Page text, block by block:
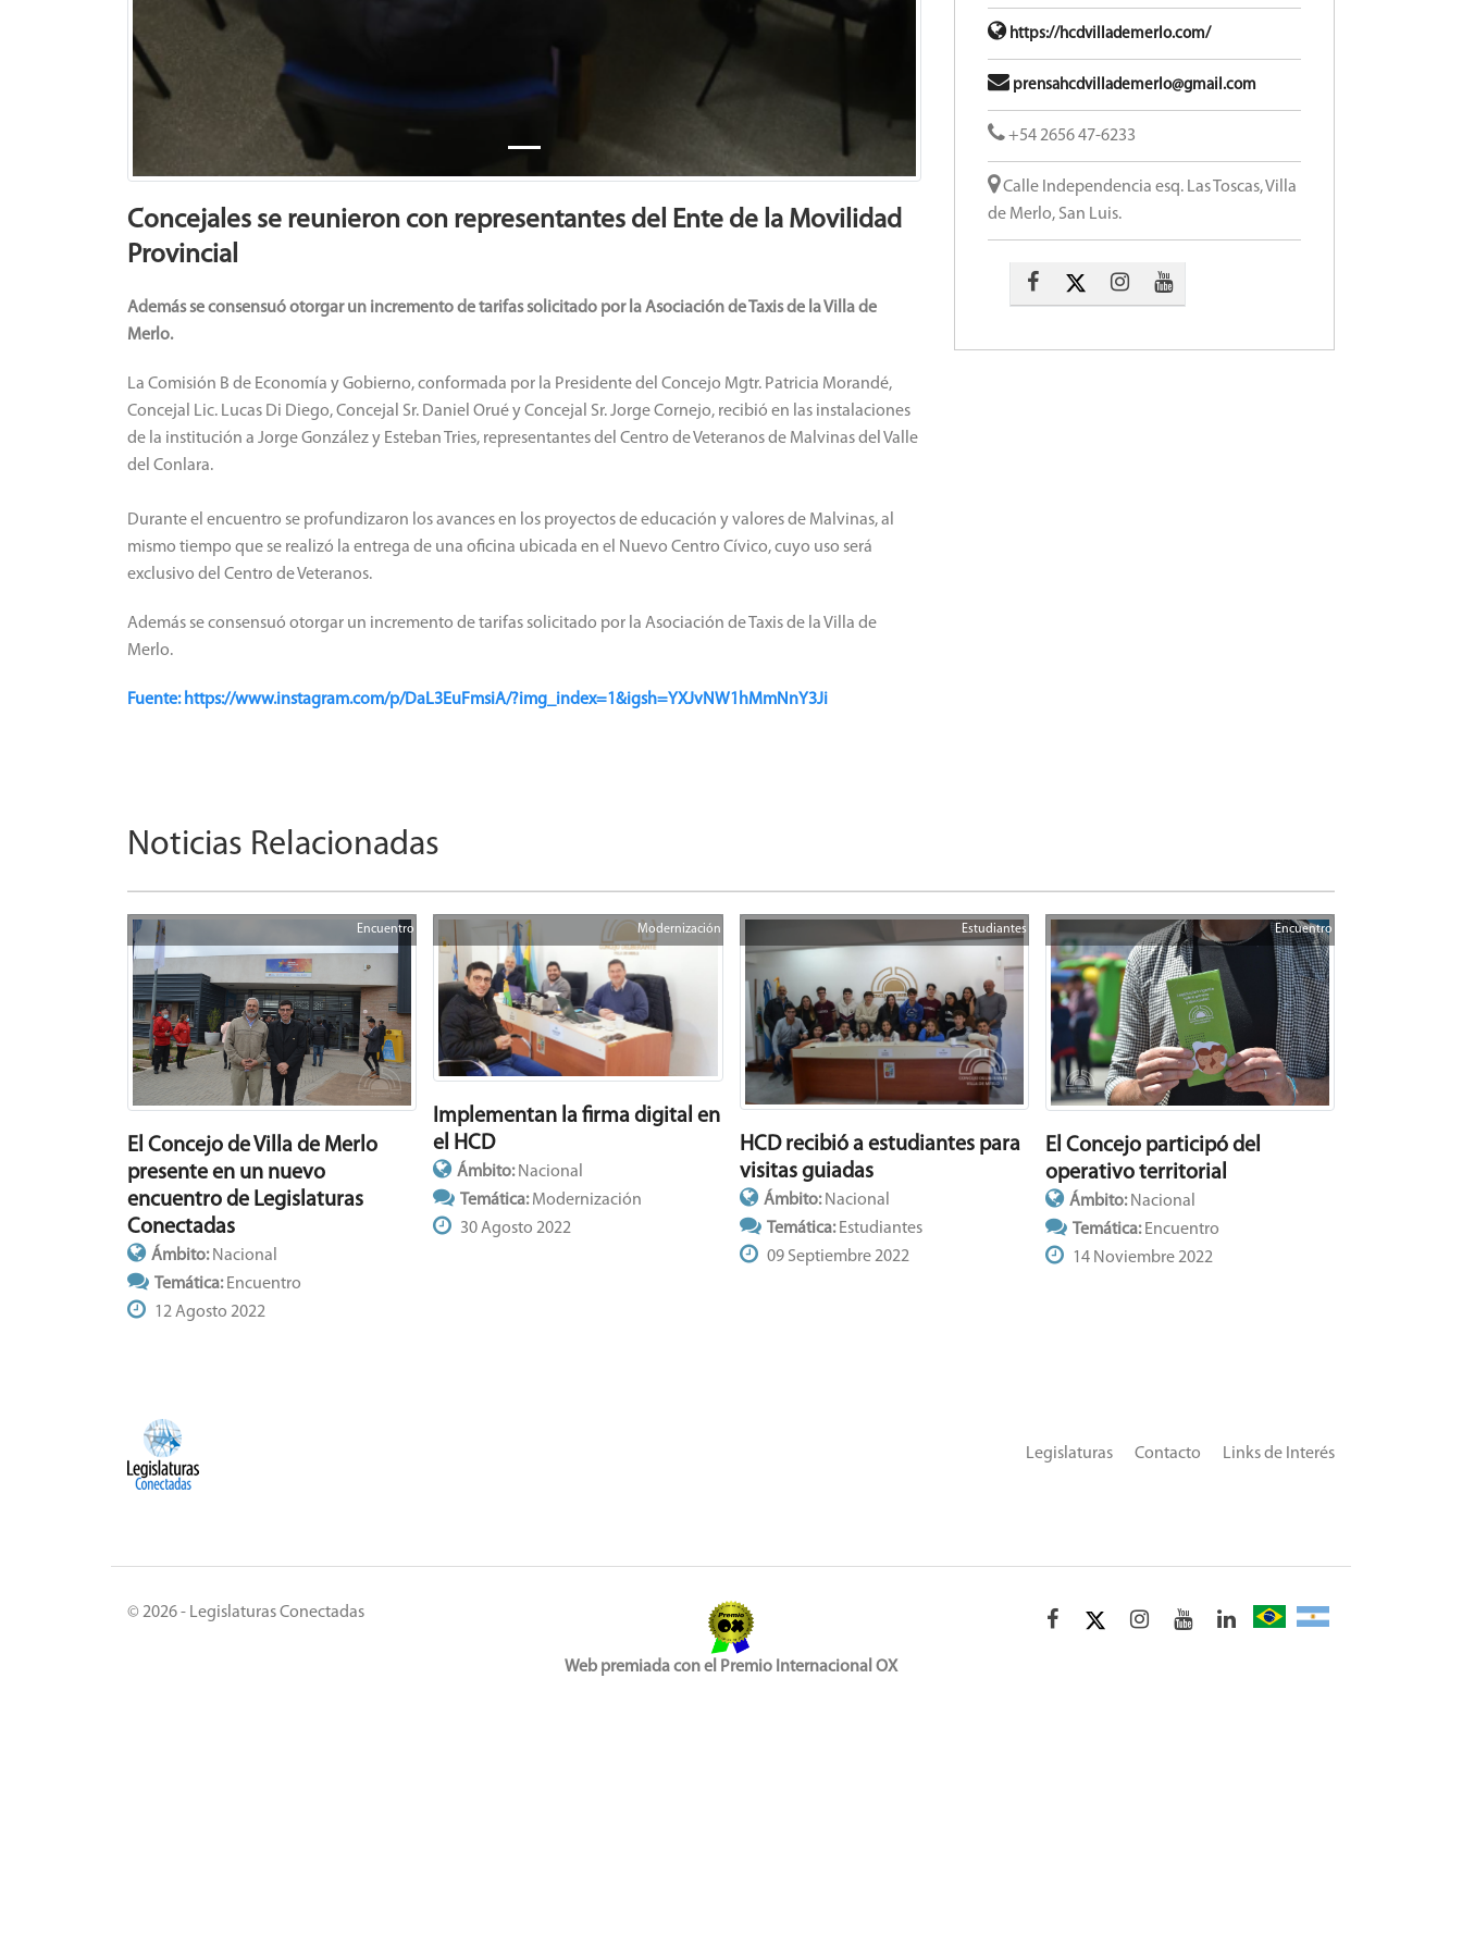
Concejales se reunieron con representantes del Ente de la Movilidad
Provincial
Además se consensuó otorgar un incremento de tarifas solicitado por la Asociación de Taxis de la Villa de
Merlo.
La Comisión B de Economía y Gobierno, conformada por la Presidente del Concejo Mgtr. Patricia Morandé,
Concejal Lic. Lucas Di Diego, Concejal Sr. Daniel Orué y Concejal Sr. Jorge Cornejo, recibió en las instalaciones
de la institución a Jorge González y Esteban Tries, representantes del Centro de Veteranos de Malvinas del Valle
del Conlara.
Durante el encuentro se profundizaron los avances en los proyectos de educación y valores de Malvinas, al
mismo tiempo que se realizó la entrega de una oficina ubicada en el Nuevo Centro Cívico, cuyo uso será
exclusivo del Centro de Veteranos.
Además se consensuó otorgar un incremento de tarifas solicitado por la Asociación de Taxis de la Villa de
Merlo.
Fuente: https://www.instagram.com/p/DaL3EuFmsiA/?img_index=1&igsh=YXJvNW1hMmNnY3Ji
https://hcdvillademerlo.com/
prensahcdvillademerlo@gmail.com
+54 2656 47-6233
Calle Independencia esq. Las Toscas, Villa
de Merlo, San Luis.
Noticias Relacionadas
Encuentro
El Concejo de Villa de Merlo
presente en un nuevo
encuentro de Legislaturas
Conectadas
Ámbito: Nacional
Temática: Encuentro
12 Agosto 2022
Modernización
Implementan la firma digital en
el HCD
Ámbito: Nacional
Temática:Modernización
30 Agosto 2022
Estudiantes
HCD recibió a estudiantes para
visitas guiadas
Ámbito:Nacional
Temática:Estudiantes
09 Septiembre 2022
Encuentro
El Concejo participó del
operativo territorial
Ámbito: Nacional
Temática: Encuentro
14 Noviembre 2022
Links de Interés
Contacto
Legislaturas
© 2026 - Legislaturas Conectadas
Web premiada con el Premio Internacional OX